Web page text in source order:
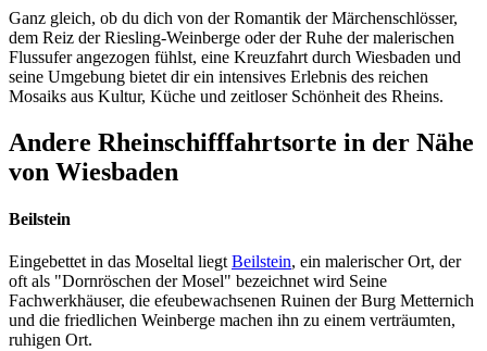
Ganz gleich, ob du dich von der Romantik der Märchenschlösser,
dem Reiz der Riesling-Weinberge oder der Ruhe der malerischen
Flussufer angezogen fühlst, eine Kreuzfahrt durch Wiesbaden und
seine Umgebung bietet dir ein intensives Erlebnis des reichen
Mosaiks aus Kultur, Küche und zeitloser Schönheit des Rheins.
Andere Rheinschifffahrtsorte in der Nähe
von Wiesbaden
Beilstein
Eingebettet in das Moseltal liegt Beilstein, ein malerischer Ort, der
oft als "Dornröschen der Mosel" bezeichnet wird Seine
Fachwerkhäuser, die efeubewachsenen Ruinen der Burg Metternich
und die friedlichen Weinberge machen ihn zu einem verträumten,
ruhigen Ort.